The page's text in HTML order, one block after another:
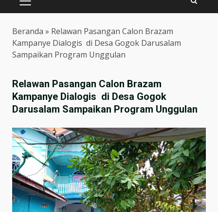
PRIMARY
MENU
Beranda » Relawan Pasangan Calon Brazam
Kampanye Dialogis di Desa Gogok Darusalam
Sampaikan Program Unggulan
Relawan Pasangan Calon Brazam
Kampanye Dialogis di Desa Gogok
Darusalam Sampaikan Program Unggulan